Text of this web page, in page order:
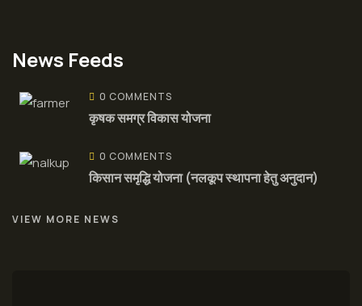
News Feeds
0 COMMENTS
कृषक समग्र विकास योजना
0 COMMENTS
किसान समृद्धि योजना (नलकूप स्थापना हेतु अनुदान)
VIEW MORE NEWS